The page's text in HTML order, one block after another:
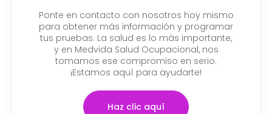
Ponte en contacto con nosotros hoy mismo
para obtener más información y programar
tus pruebas. La salud es lo más importante,
y en Medvida Salud Ocupacional, nos
tomamos ese compromiso en serio.
¡Estamos aquí para ayudarte!
Haz clic aquí